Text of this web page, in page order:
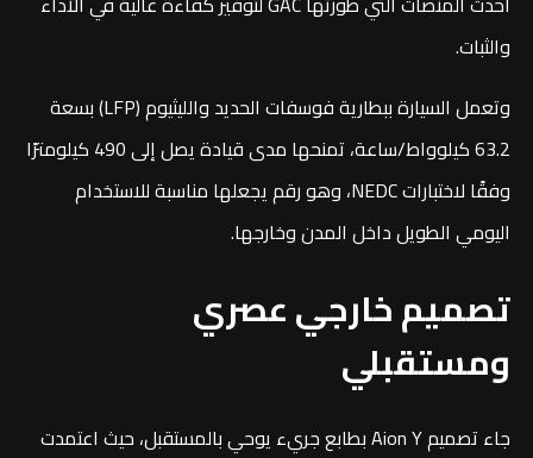
والثبات.
وتعمل السيارة ببطارية فوسفات الحديد والليثيوم (LFP) بسعة
63.2 كيلوواط/ساعة، تمنحها مدى قيادة يصل إلى 490 كيلومترًا
وفقًا لاختبارات NEDC، وهو رقم يجعلها مناسبة للاستخدام
اليومي الطويل داخل المدن وخارجها.
تصميم خارجي عصري
ومستقبلي
جاء تصميم Aion Y بطابع جريء يوحي بالمستقبل، حيث اعتمدت